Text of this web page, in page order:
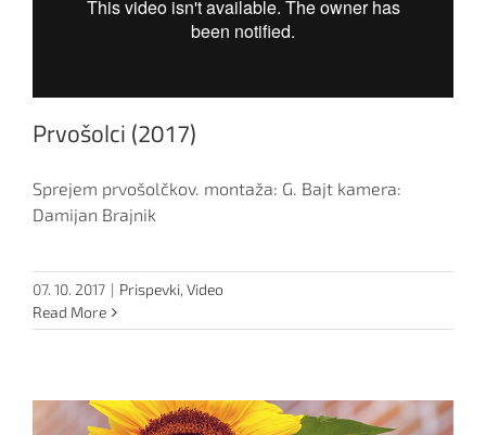
Prvošolci (2017)
Sprejem prvošolčkov. montaža: G. Bajt kamera:
Damijan Brajnik
07. 10. 2017 Prispevki, Video
Read More